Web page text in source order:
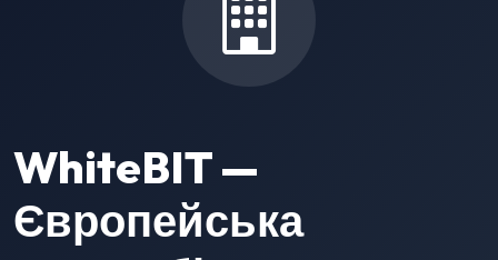
WhiteBIT —
Європейська